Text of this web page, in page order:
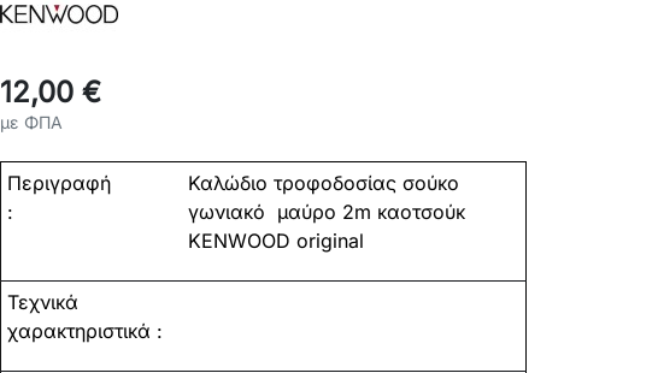
12,00 €
με ΦΠΑ
Περιγραφή
:
Καλώδιο τροφοδοσίας σούκο
γωνιακό μαύρο 2m καοτσούκ
KENWOOD original
Τεχνικά
χαρακτηριστικά :